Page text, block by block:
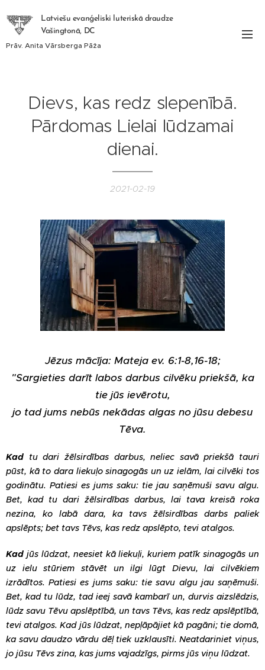
Latviešu evanģeliski luteriskā draudze
Vašingtonā, DC
Prāv. Anita Vārsberga Pāža
Dievs, kas redz slepenībā.
Pārdomas Lielai lūdzamai
dienai.
2021-02-19
Jēzus mācīja: Mateja ev. 6:1-8,16-18;
"Sargieties darīt labos darbus cilvēku priekšā, ka
tie jūs ievērotu,
jo tad jums nebūs nekādas algas no jūsu debesu
Tēva.
Kad tu dari žēlsirdības darbus, neliec savā priekšā tauri
pūst, kā to dara liekuļo sinagogās un uz ielām, lai cilvēki tos
godinātu. Patiesi es jums saku: tie jau saņēmuši savu algu.
Bet, kad tu dari žēlsirdības darbus, lai tava kreisā roka
nezina, ko labā dara, ka tavs žēlsirdības darbs paliek
apslēpts; bet tavs Tēvs, kas redz apslēpto, tevi atalgos.
Kad jūs lūdzat, neesiet kā liekuļi, kuriem patīk sinagogās un
uz ielu stūriem stāvēt un ilgi lūgt Dievu, lai cilvēkiem
izrādītos. Patiesi es jums saku: tie savu algu jau saņēmuši.
Bet, kad tu lūdz, tad ieej savā kambarī un, durvis aizslēdzis,
lūdz savu Tēvu apslēptībā, un tavs Tēvs, kas redz apslēptībā,
tevi atalgos. Kad jūs lūdzat, nepļāpājiet kā pagāni; tie domā,
ka savu daudzo vārdu dēļ tiek uzklausīti. Neatdariniet viņus,
jo jūsu Tēvs zina, kas jums vajadzīgs, pirms jūs viņu lūdzat.